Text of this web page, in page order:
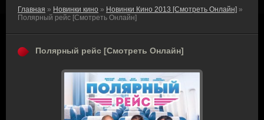
Главная » Новинки кино » Новинки Кино 2013 [Смотреть Онлайн] »
Полярный рейс [Смотреть Онлайн]
Полярный рейс [Смотреть Онлайн]